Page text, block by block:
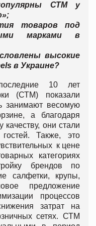
СТМ у
товаров под
марками в
высокие
в Украине?
10 лет
(СТМ) показали
занимают весомую
а благодаря
они стали
Также, это
к цене
категориях
брендов по
салфетки, крупы,
предложение
процессов
затрат на
сетях. СТМ